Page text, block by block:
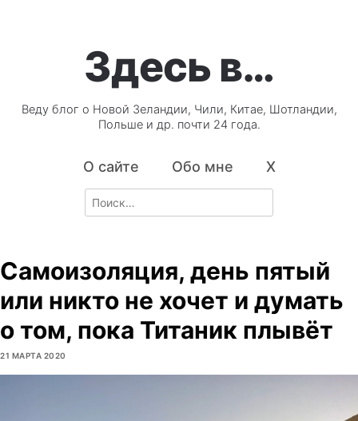
Здесь в…
Веду блог о Новой Зеландии, Чили, Китае, Шотландии,
Польше и др. почти 24 года.
О сайте Обо мне X
Search
for:
Самоизоляция, день пятый
или никто не хочет и думать
о том, пока Титаник плывёт
21 МАРТА 2020